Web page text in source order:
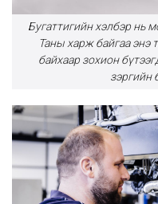
Бугаттигийн хэлбэр нь
Таны харж байгаа энэ
байхаар зохион
зэргийн